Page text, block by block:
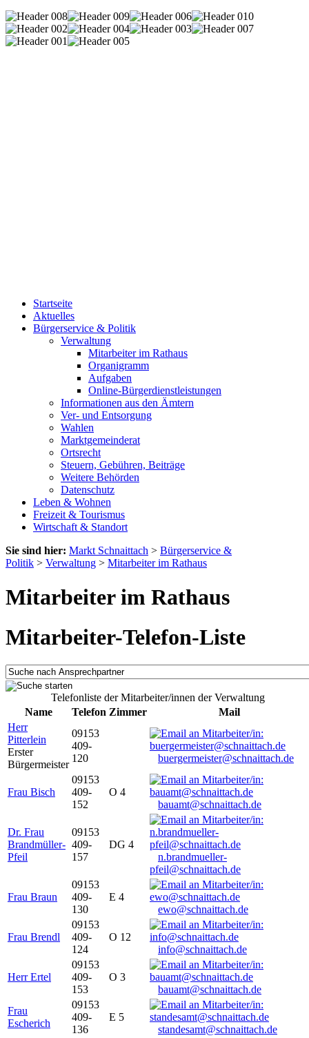
Startseite
Aktuelles
Bürgerservice & Politik
Verwaltung
Mitarbeiter im Rathaus
Organigramm
Aufgaben
Online-Bürgerdienstleistungen
Informationen aus den Ämtern
Ver- und Entsorgung
Wahlen
Marktgemeinderat
Ortsrecht
Steuern, Gebühren, Beiträge
Weitere Behörden
Datenschutz
Leben & Wohnen
Freizeit & Tourismus
Wirtschaft & Standort
Sie sind hier: Markt Schnaittach > Bürgerservice &
Politik > Verwaltung > Mitarbeiter im Rathaus
Mitarbeiter im Rathaus
Mitarbeiter-Telefon-Liste
Telefonliste der Mitarbeiter/innen der Verwaltung
Name
Telefon Zimmer
Mail
Herr
Pitterlein
Erster
Bürgermeister
09153
409-
120
buergermeister@schnaittach.de
Frau Bisch
09153
409-
152
O 4
bauamt@schnaittach.de
Dr. Frau
Brandmüller-
Pfeil
09153
409-
157
DG 4
n.brandmueller-
pfeil@schnaittach.de
Frau Braun
09153
409-
130
E 4
ewo@schnaittach.de
Frau Brendl
09153
409-
124
O 12
info@schnaittach.de
Herr Ertel
09153
409-
153
O 3
bauamt@schnaittach.de
Frau
Escherich
09153
409-
136
E 5
standesamt@schnaittach.de